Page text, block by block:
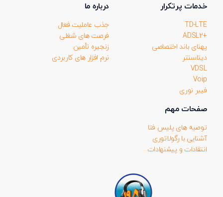
خدمات پرتکرار
TD-LTE
+ADSL2
پهنای باند اختصاصی
دیتاسنتر
VDSL
Voip
فیبر نوری
درباره ما
جذب عاملیت فعال
فرصت های شغلی
زنجیره تأمین
نرم افزار های کاربردی
صفحات مهم
توصیه های پلیس فتا
آشنایی با رگولاتوری
انتقادات و پیشنهادات